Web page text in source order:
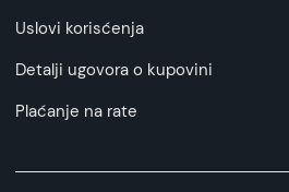
Uslovi korisćenja
Detalji ugovora o kupovini
Plaćanje na rate